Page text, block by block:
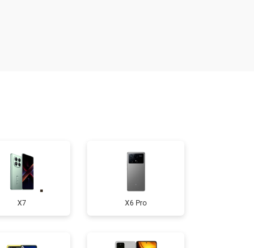
₽ Узнать
X7 X6 Pro